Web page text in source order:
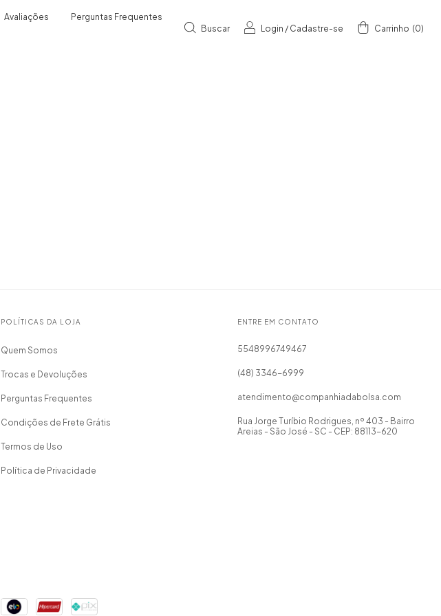
Avaliações
Perguntas Frequentes
Buscar Login / Cadastre-se Carrinho (0)
POLÍTICAS DA LOJA
Quem Somos
Trocas e Devoluções
Perguntas Frequentes
Condições de Frete Grátis
Termos de Uso
Política de Privacidade
ENTRE EM CONTATO
5548996749467
(48) 3346-6999
atendimento@companhiadabolsa.com
Rua Jorge Turíbio Rodrigues, nº 403 - Bairro
Areias - São José - SC - CEP: 88113-620